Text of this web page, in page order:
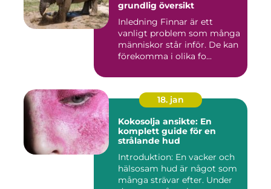
grundlig översikt
Inledning Finnar är ett
vanligt problem som många
människor står inför. De kan
förekomma i olika fo...
18. jan
Kokosolja ansikte: En
komplett guide för en
strålande hud
Introduktion: En vacker och
hälsosam hud är något som
många strävar efter. Under